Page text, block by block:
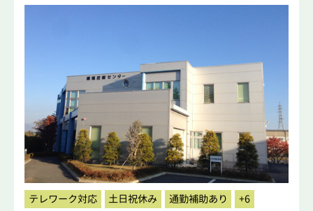
テレワーク対応 土日祝休み 通勤補助あり +6